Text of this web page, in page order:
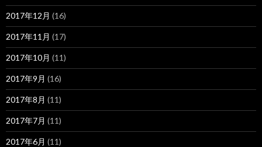
2017年12月 (16)
2017年11月 (17)
2017年10月 (11)
2017年9月 (16)
2017年8月 (11)
2017年7月 (11)
2017年6月 (11)